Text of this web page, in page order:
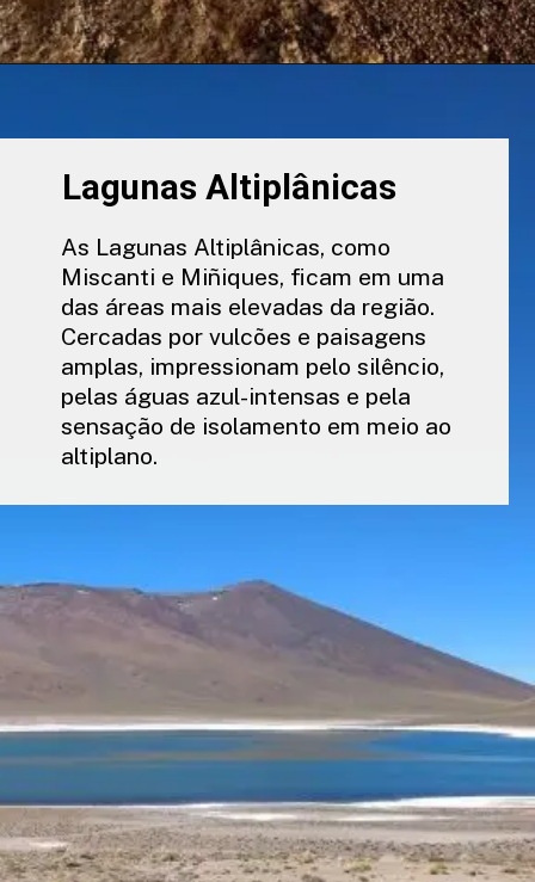
Lagunas Altiplânicas
As Lagunas Altiplânicas, como
Miscanti e Miñiques, ficam em uma
das áreas mais elevadas da região.
Cercadas por vulcões e paisagens
amplas, impressionam pelo silêncio,
pelas águas azul-intensas e pela
sensação de isolamento em meio ao
altiplano.